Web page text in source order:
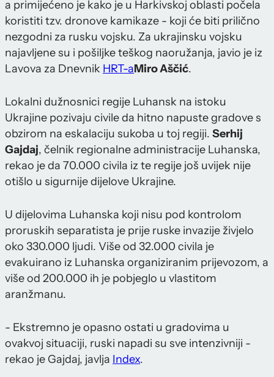
a primijećeno je kako je u Harkivskoj oblasti počela
koristiti tzv. dronove kamikaze - koji će biti prilično
nezgodni za rusku vojsku. Za ukrajinsku vojsku
najavljene su i pošiljke teškog naoružanja, javio je iz
Lavova za Dnevnik HRT-aMiro Aščić.
Lokalni dužnosnici regije Luhansk na istoku
Ukrajine pozivaju civile da hitno napuste gradove s
obzirom na eskalaciju sukoba u toj regiji. Serhij
Gajdaj, čelnik regionalne administracije Luhanska,
rekao je da 70.000 civila iz te regije još uvijek nije
otišlo u sigurnije dijelove Ukrajine.
U dijelovima Luhanska koji nisu pod kontrolom
proruskih separatista je prije ruske invazije živjelo
oko 330.000 ljudi. Više od 32.000 civila je
evakuirano iz Luhanska organiziranim prijevozom, a
više od 200.000 ih je pobjeglo u vlastitom
aranžmanu.
- Ekstremno je opasno ostati u gradovima u
ovakvoj situaciji, ruski napadi su sve intenzivniji -
rekao je Gajdaj, javlja Index.